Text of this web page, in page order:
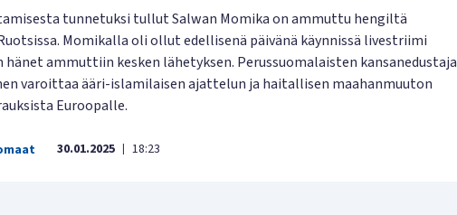
tunnetuksi tullut Salwan Momika on ammuttu hengiltä
Momikalla oli ollut edellisenä päivänä käynnissä livestriimi
hänet ammuttiin kesken lähetyksen. Perussuomalaisten kansanedustaja
varoittaa ääri-islamilaisen ajattelun ja haitallisen maahanmuuton
Euroopalle.
30.01.2025 | 18:23